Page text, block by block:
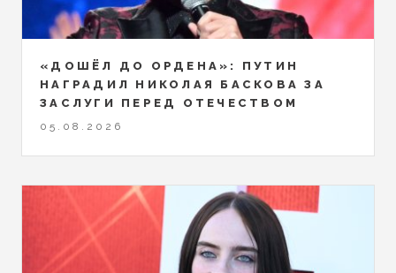
«ДОШЁЛ ДО ОРДЕНА»: ПУТИН
НАГРАДИЛ НИКОЛАЯ БАСКОВА ЗА
ЗАСЛУГИ ПЕРЕД ОТЕЧЕСТВОМ
05.08.2026